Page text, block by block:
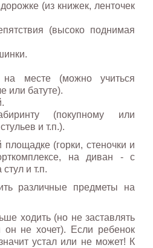
(из книжек, ленточек
(высоко поднимая
на месте (можно учиться
или батуте).
(покупному или
и т.п.).
площадке (горки, стеночки и
на диван - с
и т.п.
различные предметы на
ходить (но не заставлять
он не хочет). Если ребенок
устал или не может! К